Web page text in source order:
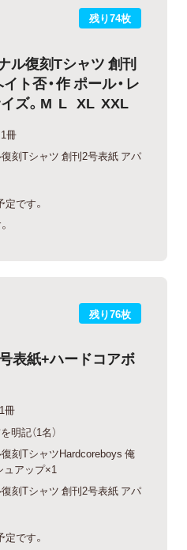
残り74枚
ル復刻Tシャツ 創刊
ト否・作 ポール・レ
ズ。M L XL XXL
」1冊
刻Tシャツ 創刊2号表紙 アパ
です。
残り76枚
表紙+ハードコアボ
冊
記（1名）
刻TシャツHardcoreboys 俺
ュアップ×1
刻Tシャツ 創刊2号表紙 アパ
です。